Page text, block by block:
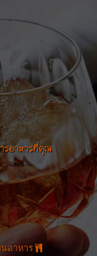
รอาหารที่คุณ
นอาหาร